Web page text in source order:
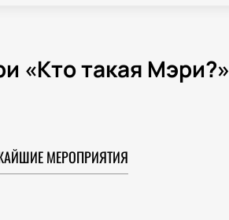
«Кто такая Мэри?»
МЕРОПРИЯТИЯ